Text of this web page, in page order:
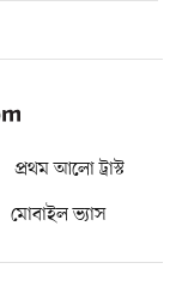
প্রথম আলো ট্রাস্ট
মোবাইল ভ্যাস